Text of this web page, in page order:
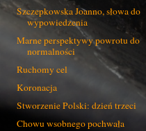
Szczepkowska Joanno, słowa do
wypowiedzenia
Marne perspektywy powrotu do
normalności
Ruchomy cel
Koronacja
Stworzenie Polski: dzień trzeci
Chowu wsobnego pochwała